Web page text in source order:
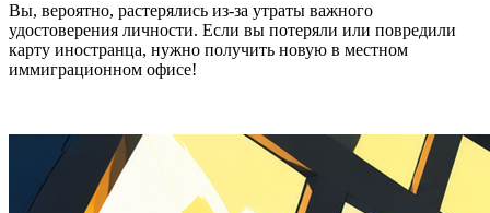
Вы, вероятно, растерялись из-за утраты важного
удостоверения личности. Если вы потеряли или повредили
карту иностранца, нужно получить новую в местном
иммиграционном офисе!